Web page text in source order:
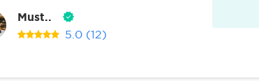
Must..
5.0 (12)